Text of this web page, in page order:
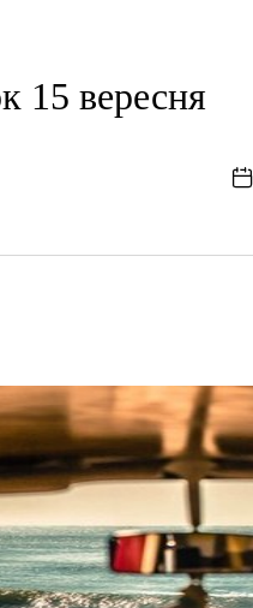
15 вересня